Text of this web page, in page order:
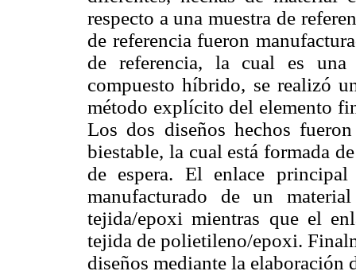
respecto a una muestra de
de referencia fueron
de referencia, la cual es
compuesto híbrido, se realizó
método explícito del elemento
Los dos diseños hechos
biestable, la cual está formada
de espera. El enlace
manufacturado de un
tejida/epoxi mientras que el
tejida de polietileno/epoxi.
diseños mediante la elaboración